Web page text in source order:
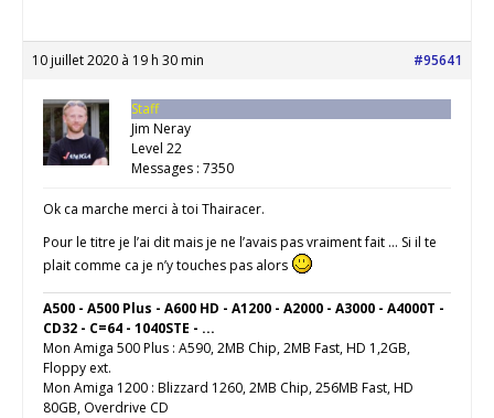
10 juillet 2020 à 19 h 30 min #95641
Staff
Jim Neray
Level 22
Messages : 7350
Ok ca marche merci à toi Thairacer.
Pour le titre je l’ai dit mais je ne l’avais pas vraiment fait … Si il te
plait comme ca je n’y touches pas alors
A500 - A500 Plus - A600 HD - A1200 - A2000 - A3000 - A4000T -
CD32 - C=64 - 1040STE - ...
Mon Amiga 500 Plus : A590, 2MB Chip, 2MB Fast, HD 1,2GB,
Floppy ext.
Mon Amiga 1200 : Blizzard 1260, 2MB Chip, 256MB Fast, HD
80GB, Overdrive CD